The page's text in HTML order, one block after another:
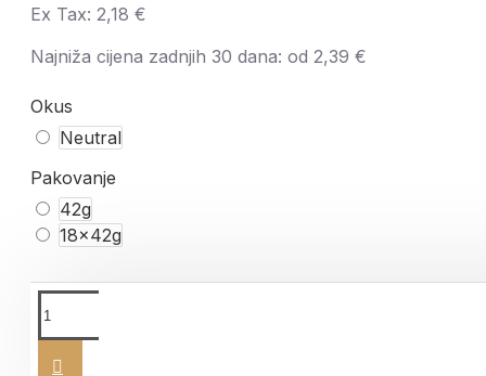
Ex Tax: 2,18 €
Najniža cijena zadnjih 30 dana: od 2,39 €
Okus
Neutral
Pakovanje
42g
18x42g